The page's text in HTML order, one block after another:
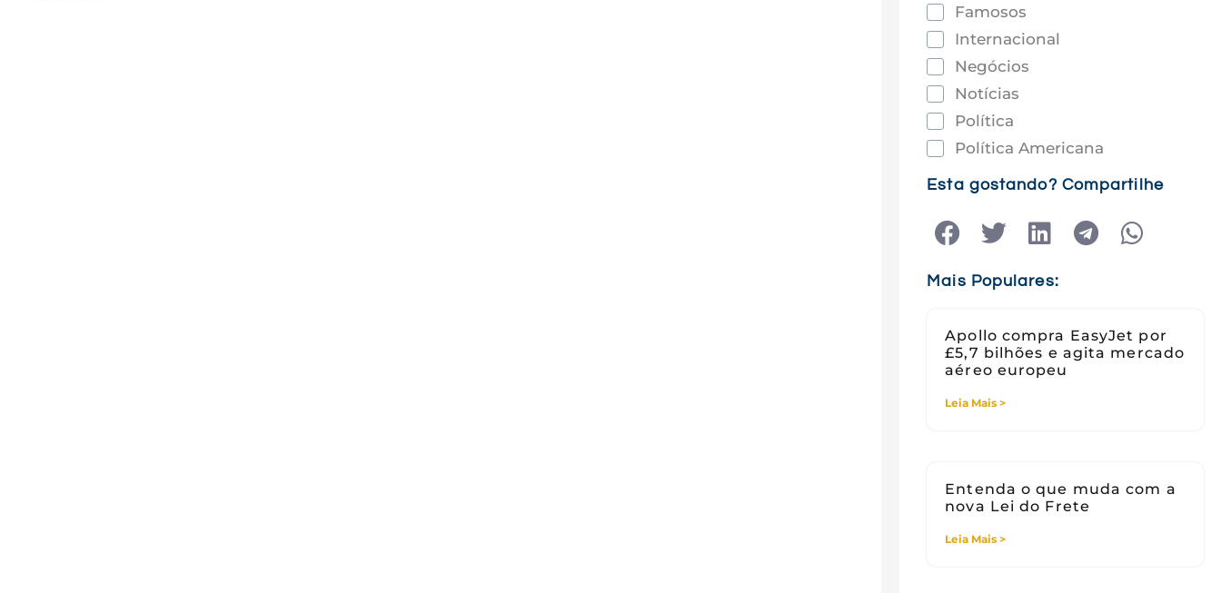
Famosos
Internacional
Negócios
Notícias
Política
Política Americana
Saúde
Tecnologia
Viagens
Esta gostando? Compartilhe
Mais Populares:
Apollo compra EasyJet por
£5,7 bilhões e agita mercado
aéreo europeu
Leia Mais >
Entenda o que muda com a
nova Lei do Frete
Leia Mais >